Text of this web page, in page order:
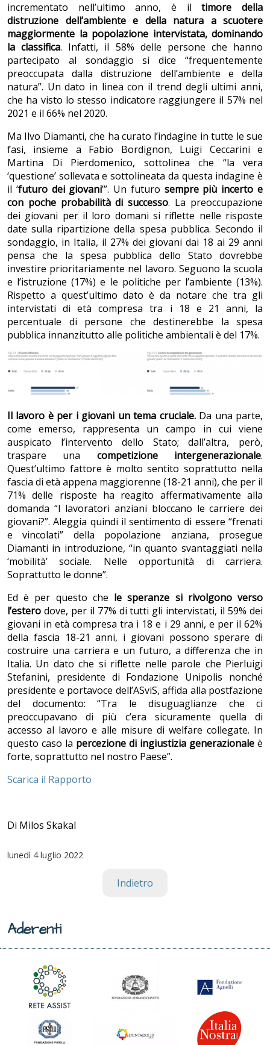
incrementato nell’ultimo anno, è iltimore della
distruzione dell’ambiente e della natura a scuotere
maggiormente la popolazione intervistata, dominando
la classifica. Infatti, il 58% delle persone che hanno
partecipato al sondaggio si dice “frequentemente
preoccupata dalla distruzione dell’ambiente e della
natura”. Un dato in linea con il trend degli ultimi anni,
che ha visto lo stesso indicatore raggiungere il 57% nel
2021 e il 66% nel 2020.
Ma Ilvo Diamanti, che ha curato l’indagine in tutte le sue
fasi, insieme a Fabio Bordignon, Luigi Ceccarini e
Martina Di Pierdomenico, sottolinea che “la vera
‘questione’ sollevata e sottolineata da questa indagine è
il ‘futuro dei giovani’”. Un futuro sempre più incerto e
con poche probabilità di successo. La preoccupazione
dei giovani per il loro domani si riflette nelle risposte
date sulla ripartizione della spesa pubblica. Secondo il
sondaggio, in Italia, il 27% dei giovani dai 18 ai 29 anni
pensa che la spesa pubblica dello Stato dovrebbe
investire prioritariamente nel lavoro. Seguono la scuola
e l’istruzione (17%) e le politiche per l’ambiente (13%).
Rispetto a quest’ultimo dato è da notare che tra gli
intervistati di età compresa tra i 18 e 21 anni, la
percentuale di persone che destinerebbe la spesa
pubblica innanzitutto alle politiche ambientali è del 17%.
Il lavoro è per i giovani un tema cruciale.Da una parte,
come emerso, rappresenta un campo in cui viene
auspicato l’intervento dello Stato; dall’altra, però,
traspare una competizione intergenerazionale.
Quest’ultimo fattore è molto sentito soprattutto nella
fascia di età appena maggiorenne (18-21 anni), che per il
71% delle risposte ha reagito affermativamente alla
domanda “I lavoratori anziani bloccano le carriere dei
giovani?”. Aleggia quindi il sentimento di essere “frenati
e vincolati” della popolazione anziana, prosegue
Diamanti in introduzione, “in quanto svantaggiati nella
‘mobilità’ sociale. Nelle opportunità di carriera.
Soprattutto le donne”.
Ed è per questo che le speranze si rivolgono verso
l’estero dove, per il 77% di tutti gli intervistati, il 59% dei
giovani in età compresa tra i 18 e i 29 anni, e per il 62%
della fascia 18-21 anni, i giovani possono sperare di
costruire una carriera e un futuro, a differenza che in
Italia. Un dato che si riflette nelle parole che Pierluigi
Stefanini, presidente di Fondazione Unipolis nonché
presidente e portavoce dell’ASviS, affida alla postfazione
del documento: “Tra le disuguaglianze che ci
preoccupavano di più c’era sicuramente quella di
accesso al lavoro e alle misure di welfare collegate. In
questo caso la percezione di ingiustizia generazionale è
forte, soprattutto nel nostro Paese”.
Scarica il Rapporto
Di Milos Skakal
lunedì 4 luglio 2022
Indietro
Aderenti